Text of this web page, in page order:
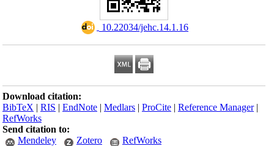
‎ 10.22034/jehc.14.1.16
Download citation:
BibTeX |RIS |EndNote |Medlars |ProCite |Reference Manager
RefWorks
Send citation to:
Mendeley
Zotero RefWorks